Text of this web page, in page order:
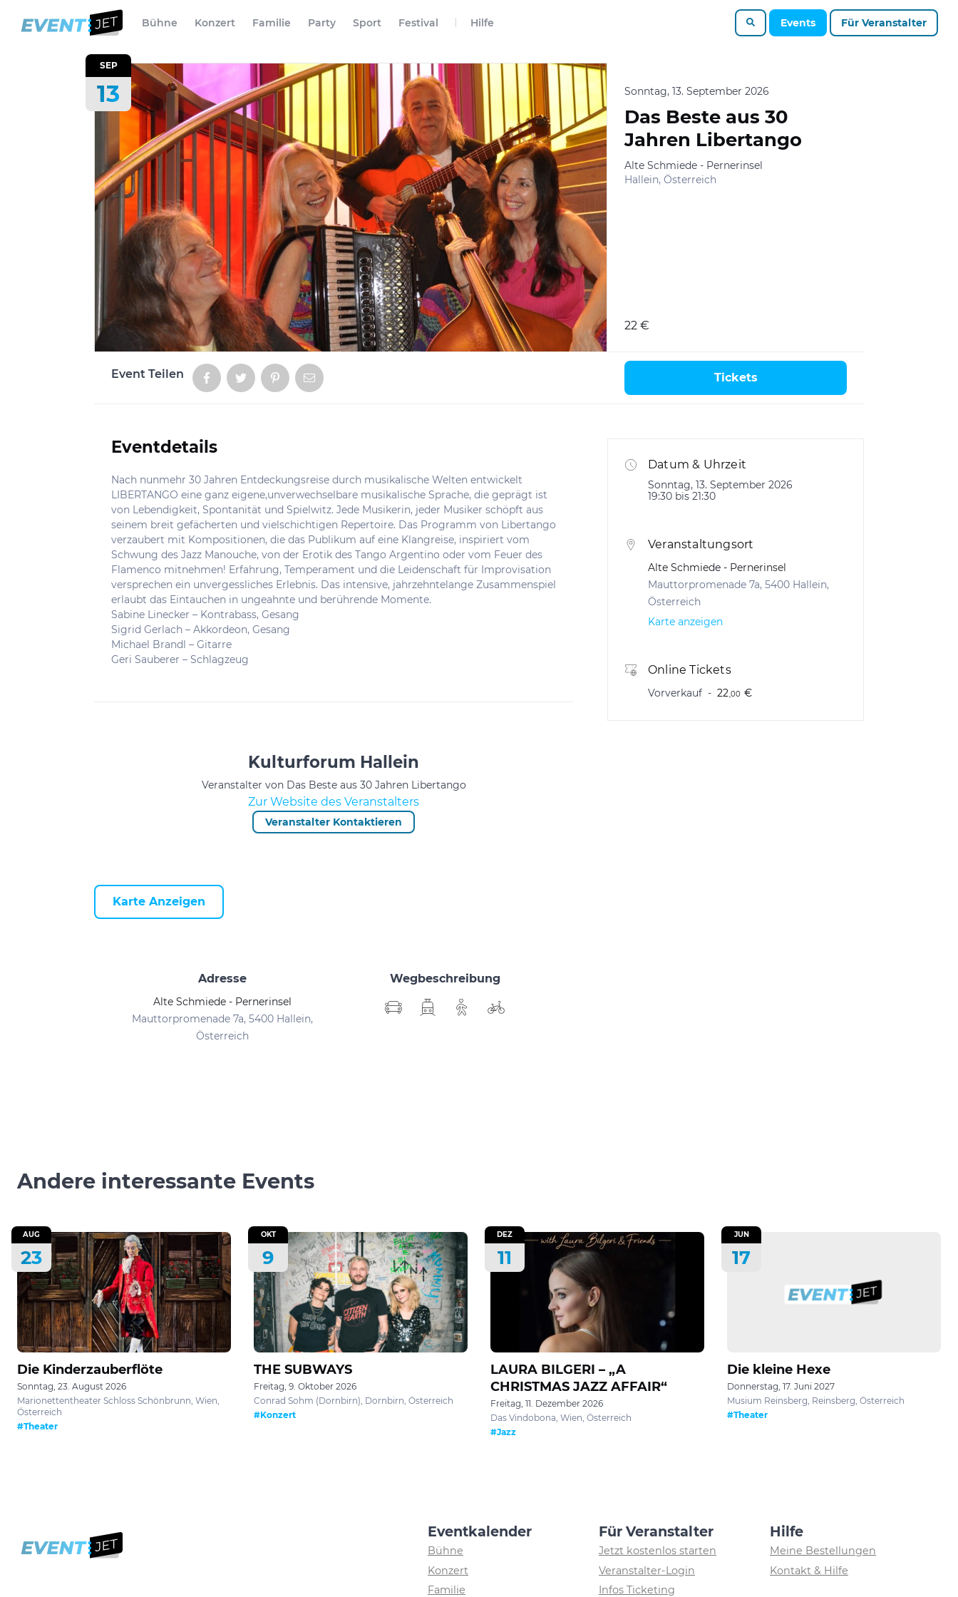
Bühne Konzert Familie Party Sport Festival Hilfe Events Für Veranstalter
SEP
13 Sonntag, 13. September 2026
Das Beste aus 30
Jahren Libertango
Alte Schmiede - Pernerinsel
Hallein, Österreich
22 €
Event Teilen Tickets
Informationen
Eventdetails
Nach nunmehr 30 Jahren Entdeckungsreise durch musikalische Welten entwickelt
LIBERTANGO eine ganz eigene,unverwechselbare musikalische Sprache, die geprägt ist
von Lebendigkeit, Spontanität und Spielwitz. Jede Musikerin, jeder Musiker schöpft aus
seinem breit gefächerten und vielschichtigen Repertoire. Das Programm von Libertango
verzaubert mit Kompositionen, die das Publikum auf eine Klangreise, inspiriert vom
Schwung des Jazz Manouche, von der Erotik des Tango Argentino oder vom Feuer des
Flamenco mitnehmen! Erfahrung, Temperament und die Leidenschaft für Improvisation
versprechen ein unvergessliches Erlebnis. Das intensive, jahrzehntelange Zusammenspiel
erlaubt das Eintauchen in ungeahnte und berührende Momente.
Sabine Linecker – Kontrabass, Gesang
Sigrid Gerlach – Akkordeon, Gesang
Michael Brandl – Gitarre
Geri Sauberer – Schlagzeug
Kulturforum Hallein
Veranstalter von Das Beste aus 30 Jahren Libertango
Zur Website des Veranstalters
Veranstalter Kontaktieren
Karte Anzeigen
Adresse
Alte Schmiede - Pernerinsel
Mauttorpromenade 7a, 5400 Hallein,
Österreich
Wegbeschreibung
Datum & Uhrzeit
Sonntag, 13. September 2026
19:30 bis 21:30
Veranstaltungsort
Alte Schmiede - Pernerinsel
Mauttorpromenade 7a, 5400 Hallein,
Österreich
Karte anzeigen
Online Tickets
Vorverkauf 22,00 €
Andere interessante Events
AUG
23
Die Kinderzauberflöte
Sonntag, 23. August 2026
Marionettentheater Schloss Schönbrunn, Wien,
Österreich
#Theater
OKT
9
THE SUBWAYS
Freitag, 9. Oktober 2026
Conrad Sohm (Dornbirn), Dornbirn, Österreich
#Konzert
DEZ
11
LAURA BILGERI – „A
CHRISTMAS JAZZ AFFAIR“
Freitag, 11. Dezember 2026
Das Vindobona, Wien, Österreich
#Jazz
JUN
17
Die kleine Hexe
Donnerstag, 17. Juni 2027
Musium Reinsberg, Reinsberg, Österreich
#Theater
Eventkalender
Bühne
Konzert
Familie
Für Veranstalter
Jetzt kostenlos starten
Veranstalter-Login
Infos Ticketing
Hilfe
Meine Bestellungen
Kontakt & Hilfe